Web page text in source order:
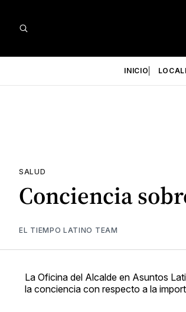
INICIO
SALUD
Conciencia
EL TIEMPO LATINO TEAM
La Oficina del Alcalde en Asuntos
la conciencia con respecto a la